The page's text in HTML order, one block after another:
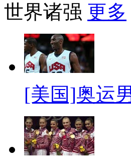
世界诸强 更多
[美国]奥运